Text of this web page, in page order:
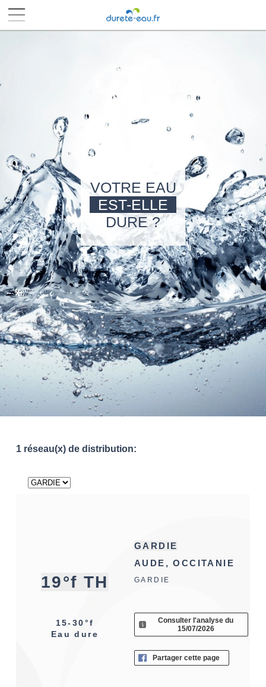
VOTRE EAU
EST-ELLE
DURE ?
1 réseau(x) de distribution:
19°f TH
15-30°f
Eau dure
GARDIE
AUDE, OCCITANIE
GARDIE
Consulter l'analyse du
15/07/2026
Partager cette page